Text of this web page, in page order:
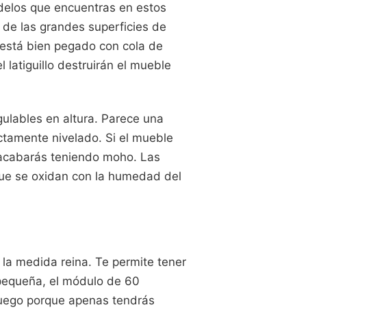
que encuentras en estos
las grandes superficies de
bien pegado con cola de
latiguillo destruirán el mueble
en altura. Parece una
nivelado. Si el mueble
teniendo moho. Las
se oxidan con la humedad del
medida reina. Te permite tener
el módulo de 60
porque apenas tendrás